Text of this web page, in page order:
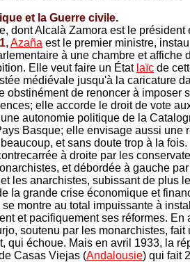
et la Guerre civile.
dont Alcalà Zamora est le président
, Azaña est le premier ministre,
à une chambre et affiche
Elle veut faire un État laïc de
médiévale jusqu'à la caricature
obstinément de renoncer à imposer
elle accorde le droit de vote
autonomie politique de la
Basque; elle envisage aussi une
et sans doute trop à la fois.
à droite par les
et débordée à gauche
les anarchistes, subissant de plus
la grande crise économique et
montre au total impuissante à
et pacifiquement ses réformes. En
soutenu par les monarchistes, fait
qui échoue. Mais en avril 1933, la
Casas Viejas (Andalousie) qui fait